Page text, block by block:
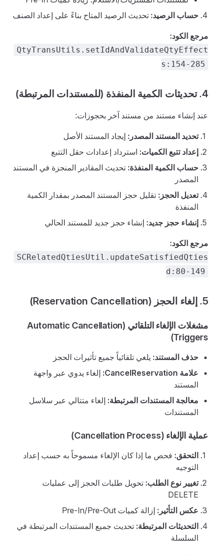
حساب الرصيد: تحديث الرصيد المتاح بناءً على إعداد الصنف
مرجع الكود:
QtyTransUtils.setIdAndValidateQtyEffect
s:154-285
4. تحديثات الكمية المنفذة (للمستندات المرتبطة)
عند إنشاء مستند من مستند آخر بحجوزات:
تحديد المستند المصدر: إيجاد المستند الأصل
إعداد تتبع الكميات: استرداد إعدادات حقل التتبع
حساب الكمية المنفذة: تحديث المقادير المنجزة في المستند
المصدر
تعديل الحجز: تقليل حجز المستند المصدر بمقدار الكمية
المنفذة
إنشاء حجز جديد: إنشاء حجز جديد للمستند الحالي
مرجع الكود:
SCRelatedQtiesUtil.updateSatisfiedQties
d:80-149
5. إلغاء الحجز (Reservation Cancellation)
مشغلات الإلغاء التلقائي (Automatic Cancellation
Triggers)
حذف المستند: يلغي تلقائياً جميع تأثيرات الحجز
علامة CancelReservation:
إلغاء يدوي عبر واجهة
المستند
معالجة المستندات المرتبطة: إلغاء متتالي عبر سلاسل
المستندات
عملية الإلغاء (Cancellation Process)
التحقق: فحص ما إذا كان الإلغاء مسموحاً به حسب إعداد
التوجيه
تغيير نوع الطلب: تحويل طلبات الحجز إلى عمليات
DELETE
عكس التأثير: إزالة كميات Pre-In/Pre-Out
التحديثات المرتبطة: تحديث جميع المستندات المرتبطة في
السلسلة